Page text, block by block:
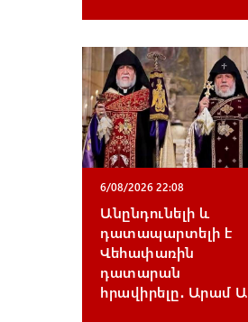
6/08/2026 22:08
Անընդունելի և
դատապարտելի է
Վեհափառին
դատարան
հրավիրելը․ Արամ Ա